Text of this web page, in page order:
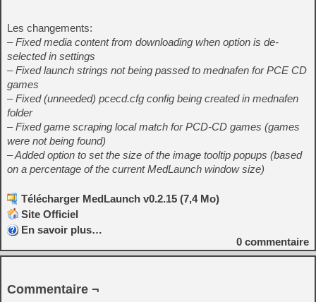
Les changements:
– Fixed media content from downloading when option is de-
selected in settings
– Fixed launch strings not being passed to mednafen for PCE CD
games
– Fixed (unneeded) pcecd.cfg config being created in mednafen
folder
– Fixed game scraping local match for PCD-CD games (games
were not being found)
– Added option to set the size of the image tooltip popups (based
on a percentage of the current MedLaunch window size)
Télécharger MedLaunch v0.2.15 (7,4 Mo)
Site Officiel
En savoir plus…
0 commentaire
Commentaire ¬